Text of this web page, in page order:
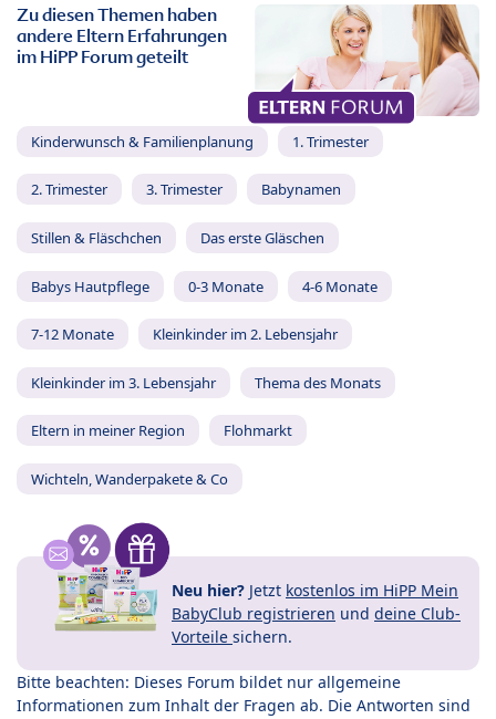
Zu diesen Themen haben
andere Eltern Erfahrungen
im HiPP Forum geteilt
Kinderwunsch & Familienplanung 1. Trimester
2. Trimester 3. Trimester Babynamen
Stillen & Fläschchen Das erste Gläschen
Babys Hautpflege 0-3 Monate 4-6 Monate
7-12 Monate Kleinkinder im 2. Lebensjahr
Kleinkinder im 3. Lebensjahr Thema des Monats
Eltern in meiner Region Flohmarkt
Wichteln, Wanderpakete & Co
Neu hier? Jetzt kostenlos im HiPP Mein
BabyClub registrieren und deine Club-
Vorteile sichern.
Bitte beachten: Dieses Forum bildet nur allgemeine
Informationen zum Inhalt der Fragen ab. Die Antworten sind